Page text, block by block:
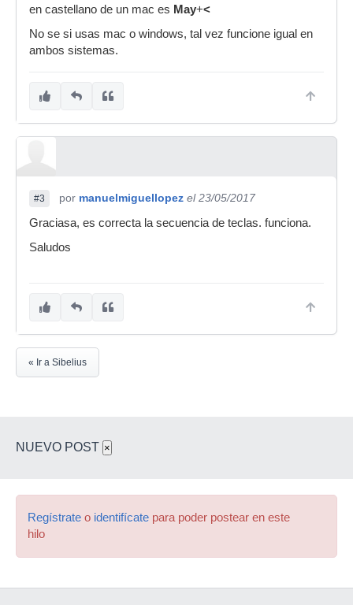
en castellano de un mac es May+<
No se si usas mac o windows, tal vez funcione igual en
ambos sistemas.
#3 por manuelmiguellopez el 23/05/2017
Graciasa, es correcta la secuencia de teclas. funciona.
Saludos
« Ir a Sibelius
NUEVO POST ×
Regístrate o identifícate para poder postear en este
hilo